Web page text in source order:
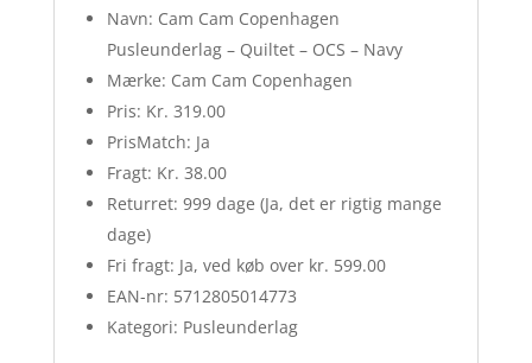
Navn: Cam Cam Copenhagen
Pusleunderlag – Quiltet – OCS – Navy
Mærke: Cam Cam Copenhagen
Pris: Kr. 319.00
PrisMatch: Ja
Fragt: Kr. 38.00
Returret: 999 dage (Ja, det er rigtig mange
dage)
Fri fragt: Ja, ved køb over kr. 599.00
EAN-nr: 5712805014773
Kategori: Pusleunderlag